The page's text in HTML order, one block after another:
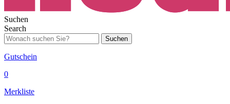
Suchen
Search
Suchen
Gutschein
0
Merkliste